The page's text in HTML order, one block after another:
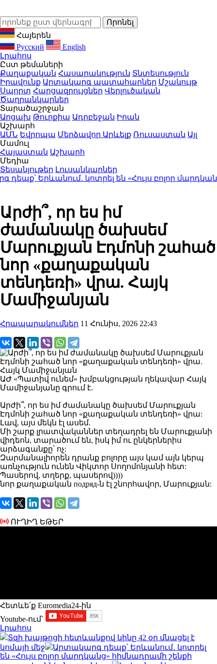
Հայերեն
Русский
English
Լրահոս
Ըստ թեմաների
Քաղաքական Հասարակություն Տնտեսություն
Իրավունք Արտակարգ պատահարներ Մշակույթ
Սպորտ Հարցազրույցներ Վերլուծական
Ծաղրանկարներ
Տարածաշրջան
Արցախ Թուրքիա Ադրբեջան Իրան
Աշխարհ
ԱՄՆ Եվրոպա Մերձավոր Արևելք Ռուսաստան Այլ
Մամուլ
Հայաստան Աշխարհ
Մեդիա
Տեսանյութեր Լուսանկարներ
Երևանում․ կոտրել են «Հույս բոլոր
Արժի՞, որ ես իմ
ժամանակը ծախսեմ
Մարուքյան Էդմոնի շահած
նոր «քաղաքական
տենդեռի» վրա. Հայկ
Մամիջանյան
Հրապարակումներ 11 Հունիս, 2026 22:43
ԱԺ «Պատիվ ունեմ» խմբակցության ղեկավար Հայկ
Մամիջանյանը գրում է.
Արժի՞, որ ես իմ ժամանակը ծախսեմ Մարուքյան
Էդմոնի շահած նոր «քաղաքական տենդեռի» վրա:
Լավ, այս մեկն էլ ասեմ.
Մի շարք լրատվականներ տեղադրել են Մարուքյանի
վիդեոն, տարածում են, իսկ իմ ու ընկերներիս
արձագանքը՝ ոչ:
Զարմանալիորեն դրանք բոլորը այս կամ այն կերպ
առնչություն ունեն Վիկտոր Սողոմոնյանի հետ:
Պասերով, տղերք, պասերով))))
նոր քաղաքական подряд-ն էլ շնորհավոր, Մարուքյան:
ՈՒՂԻՂ ԵԹԵՐ
Հետևե՛ք Euromedia24-ին
Youtube-ում`
Լրահոս
Տզի խայթոցի հետևանքով կինը 42 օր մնացել է
կոմայի մեջ
Արտակարգ դեպք՝ Երևանում․ կոտրել
են «Հույս բոլոր մարդկանց» հիմնադրամի շենքի